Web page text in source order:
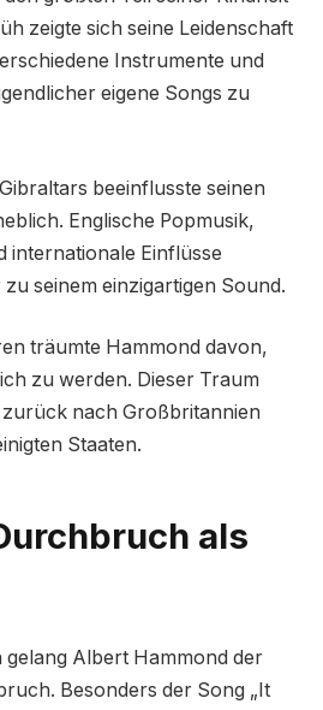
zeigte sich seine Leidenschaft
Instrumente und
eigene Songs zu
beeinflusste seinen
Englische Popmusik,
internationale Einflüsse
seinem einzigartigen Sound.
träumte Hammond davon,
zu werden. Dieser Traum
nach Großbritannien
Staaten.
als
gelang Albert Hammond der
Besonders der Song „It